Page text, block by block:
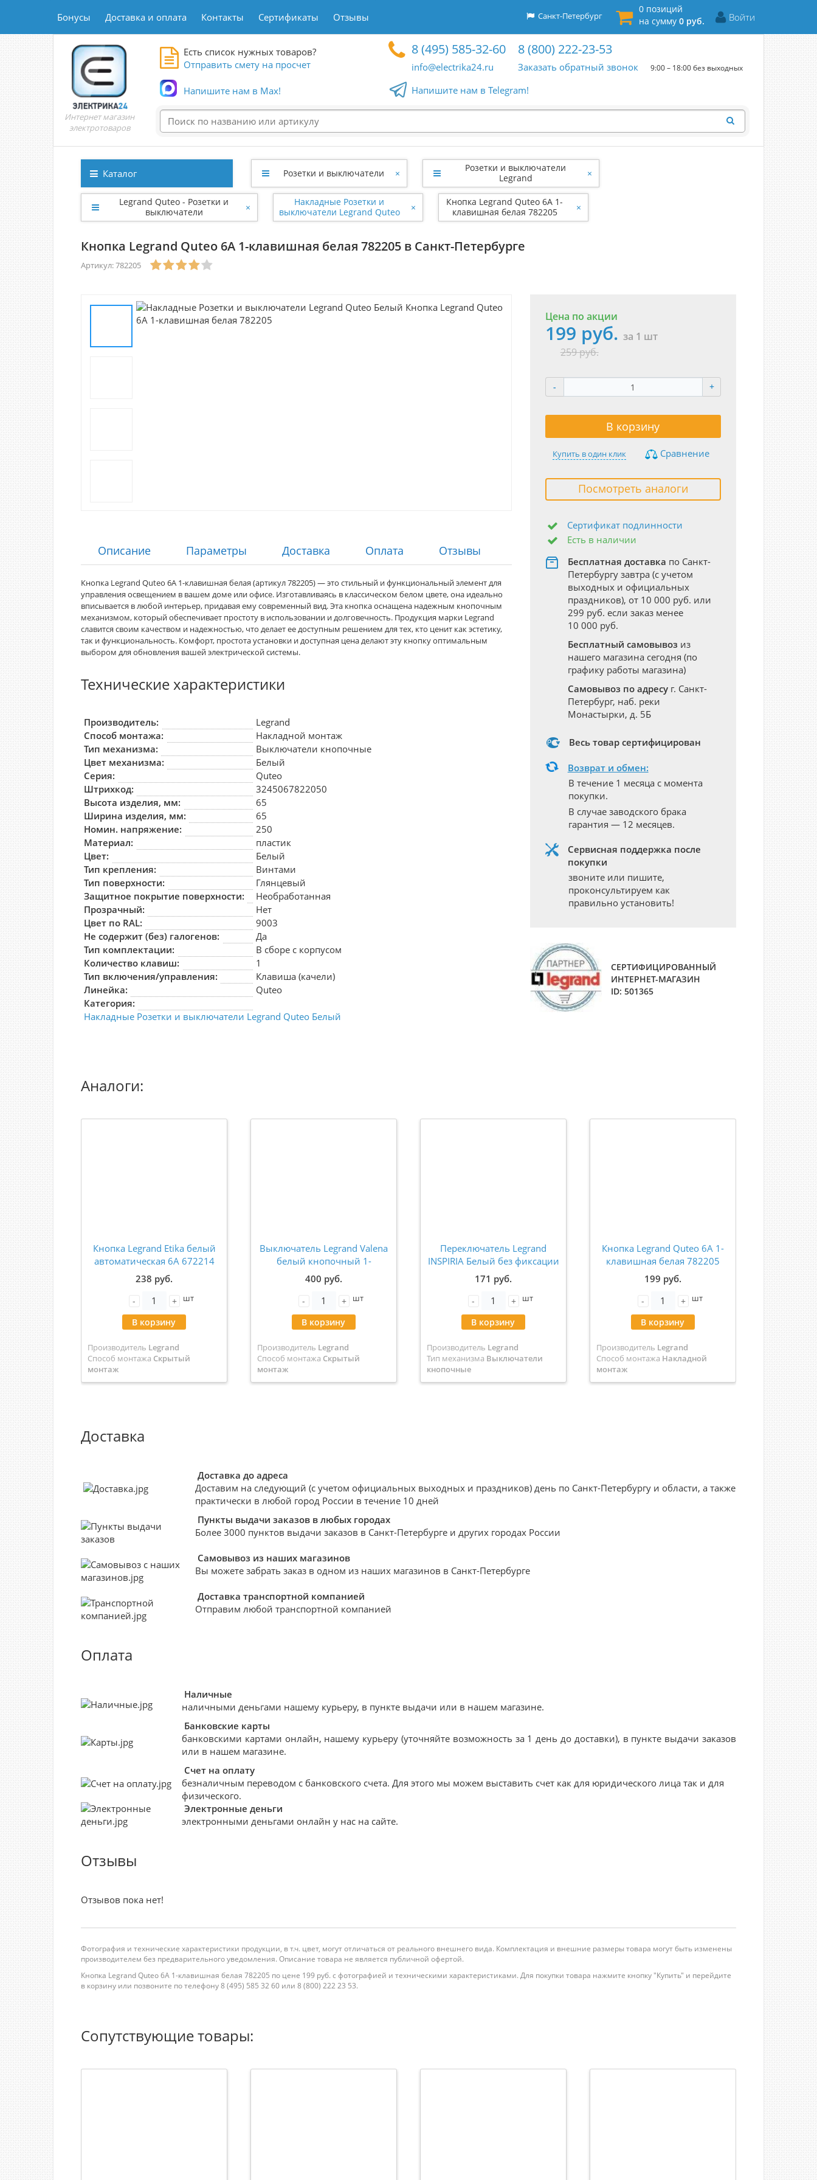
Бонусы Доставка и оплата Контакты Сертификаты Отзывы Войти
0 позиций
на сумму 0 руб.
Санкт-Петербург
Интернет магазин
электротоваров
Есть список нужных товаров?
Отправить смету на просчет
Напишите нам в Max!
8 (495) 585-32-60
info@electrika24.ru
8 (800) 222-23-53
Заказать обратный звонок 9:00 – 18:00 без выходных
Напишите нам в Telegram!
Каталог Розетки и выключатели ×
Розетки и выключатели
Legrand
×
Legrand Quteo - Розетки и
выключатели
×
Накладные Розетки и
выключатели Legrand Quteo
Белый
×
Кнопка Legrand Quteo 6A 1-
клавишная белая 782205
×
Кнопка Legrand Quteo 6A 1-клавишная белая 782205 в Санкт-Петербурге
Артикул: 782205
Цена по акции
199 руб. за 1 шт
259 руб.
- +
В корзину
Купить в один клик Сравнение
Посмотреть аналоги
Сертификат подлинности
Есть в наличии
Бесплатная доставка по Санкт-
Петербургу завтра (с учетом
выходных и официальных
праздников), от 10 000 руб. или
299 руб. если заказ менее
10 000 руб.
Бесплатный самовывоз из
нашего магазина сегодня (по
графику работы магазина)
Самовывоз по адресуг. Санкт-
Петербург, наб. реки
Монастырки, д. 5Б
Весь товар сертифицирован
Возврат и обмен:
В течение 1 месяца с момента
покупки.
В случае заводского брака
гарантия — 12 месяцев.
Сервисная поддержка после
покупки
звоните или пишите,
проконсультируем как
правильно установить!
СЕРТИФИЦИРОВАННЫЙ
ИНТЕРНЕТ-МАГАЗИН
ID: 501365
Описание Параметры Доставка Оплата Отзывы
Кнопка Legrand Quteo 6A 1-клавишная белая (артикул 782205) — это стильный и функциональный элемент для
управления освещением в вашем доме или офисе. Изготавливаясь в классическом белом цвете, она идеально
вписывается в любой интерьер, придавая ему современный вид. Эта кнопка оснащена надежным кнопочным
механизмом, который обеспечивает простоту в использовании и долговечность. Продукция марки Legrand
славится своим качеством и надежностью, что делает ее доступным решением для тех, кто ценит как эстетику,
так и функциональность. Комфорт, простота установки и доступная цена делают эту кнопку оптимальным
выбором для обновления вашей электрической системы.
Технические характеристики
Производитель:
Legrand
Способ монтажа:
Накладной монтаж
Тип механизма:
Выключатели кнопочные
Цвет механизма:
Белый
Серия:
Quteo
Штрихкод:
3245067822050
Высота изделия, мм:
65
Ширина изделия, мм:
65
Номин. напряжение:
250
Материал:
пластик
Цвет:
Белый
Тип крепления:
Винтами
Тип поверхности:
Глянцевый
Защитное покрытие поверхности:
Необработанная
Прозрачный:
Нет
Цвет по RAL:
9003
Не содержит (без) галогенов:
Да
Тип комплектации:
В сборе с корпусом
Количество клавиш:
1
Тип включения/управления:
Клавиша (качели)
Линейка:
Quteo
Категория:
Накладные Розетки и выключатели Legrand Quteo Белый
Аналоги:
Кнопка Legrand Etika белый
автоматическая 6А 672214
238 руб.
- + шт
В корзину
Производитель Legrand
Способ монтажа Скрытый
монтаж
Тип механизмаВыключатели
ЦветБелый
Выключатель Legrand Valena
белый кнопочный 1-
клавишный 774411
400 руб.
- + шт
В корзину
Производитель Legrand
Способ монтажа Скрытый
монтаж
Тип механизмаВыключатели
Переключатель Legrand
INSPIRIA Белый без фиксации
(кнопка) с Н.О./Н.З. контактом
6 A 250 В 673690
171 руб.
- + шт
В корзину
Производитель Legrand
Тип механизма Выключатели
кнопочные
Цвет механизмаБелый
Кнопка Legrand Quteo 6A 1-
клавишная белая 782205
199 руб.
- + шт
В корзину
Производитель Legrand
Способ монтажа Накладной
монтаж
Тип механизмаВыключатели
Доставка
Доставка до адреса
Доставим на следующий (с учетом официальных выходных и праздников) день по Санкт-Петербургу и области, а также
практически в любой город России в течение 10 дней
Пункты выдачи заказов в любых городах
Более 3000 пунктов выдачи заказов в Санкт-Петербурге и других городах России
Самовывоз из наших магазинов
Вы можете забрать заказ в одном из наших магазинов в Санкт-Петербурге
Доставка транспортной компанией
Отправим любой транспортной компанией
Оплата
Наличные
наличными деньгами нашему курьеру, в пункте выдачи или в нашем магазине.
Банковские карты
банковскими картами онлайн, нашему курьеру (уточняйте возможность за 1 день до доставки), в пункте выдачи заказов
или в нашем магазине.
Счет на оплату
безналичным переводом с банковского счета. Для этого мы можем выставить счет как для юридического лица так и для
физического.
Электронные деньги
электронными деньгами онлайн у нас на сайте.
Отзывы
Отзывов пока нет!
Фотография и технические характеристики продукции, в т.ч. цвет, могут отличаться от реального внешнего вида. Комплектация и внешние размеры товара могут быть изменены
производителем без предварительного уведомления. Описание товара не является публичной офертой.
Кнопка Legrand Quteo 6A 1-клавишная белая 782205 по цене 199 руб. с фотографией и техническими характеристиками. Для покупки товара нажмите кнопку "Купить" и перейдите
в корзину или позвоните по телефону 8 (495) 585 32 60 или 8 (800) 222 23 53.
Сопутствующие товары: